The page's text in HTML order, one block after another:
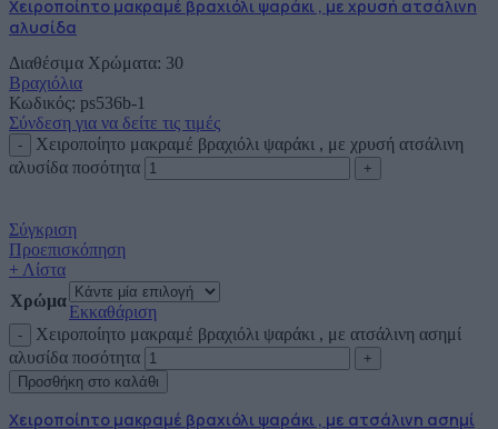
Χειροποίητο μακραμέ βραχιόλι ψαράκι , με χρυσή ατσάλινη
αλυσίδα
Διαθέσιμα Χρώματα: 30
Βραχιόλια
Κωδικός: ps536b-1
Σύνδεση για να δείτε τις τιμές
Χειροποίητο μακραμέ βραχιόλι ψαράκι , με χρυσή ατσάλινη
αλυσίδα ποσότητα
Σύγκριση
Προεπισκόπηση
+ Λίστα
Χρώμα
Εκκαθάριση
Χειροποίητο μακραμέ βραχιόλι ψαράκι , με ατσάλινη ασημί
αλυσίδα ποσότητα
Προσθήκη στο καλάθι
Χειροποίητο μακραμέ βραχιόλι ψαράκι , με ατσάλινη ασημί